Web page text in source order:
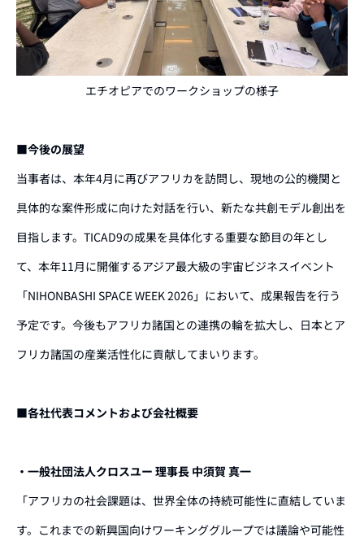
エチオピアでのワークショップの様子
■今後の展望
当事者は、本年4月に再びアフリカを訪問し、現地の公的機関と
具体的な案件形成に向けた対話を行い、新たな共創モデル創出を
目指します。TICAD9の成果を具体化する重要な節目の年とし
て、本年11月に開催するアジア最大級の宇宙ビジネスイベント
「NIHONBASHI SPACE WEEK 2026」において、成果報告を行う
予定です。今後もアフリカ諸国との連携の輪を拡大し、日本とア
フリカ諸国の産業活性化に貢献してまいります。
■各社代表コメントおよび会社概要
・一般社団法人クロスユー 理事長 中須賀 真一
「アフリカの社会課題は、世界全体の持続可能性に直結していま
す。これまでの新興国向けワーキンググループでは議論や可能性